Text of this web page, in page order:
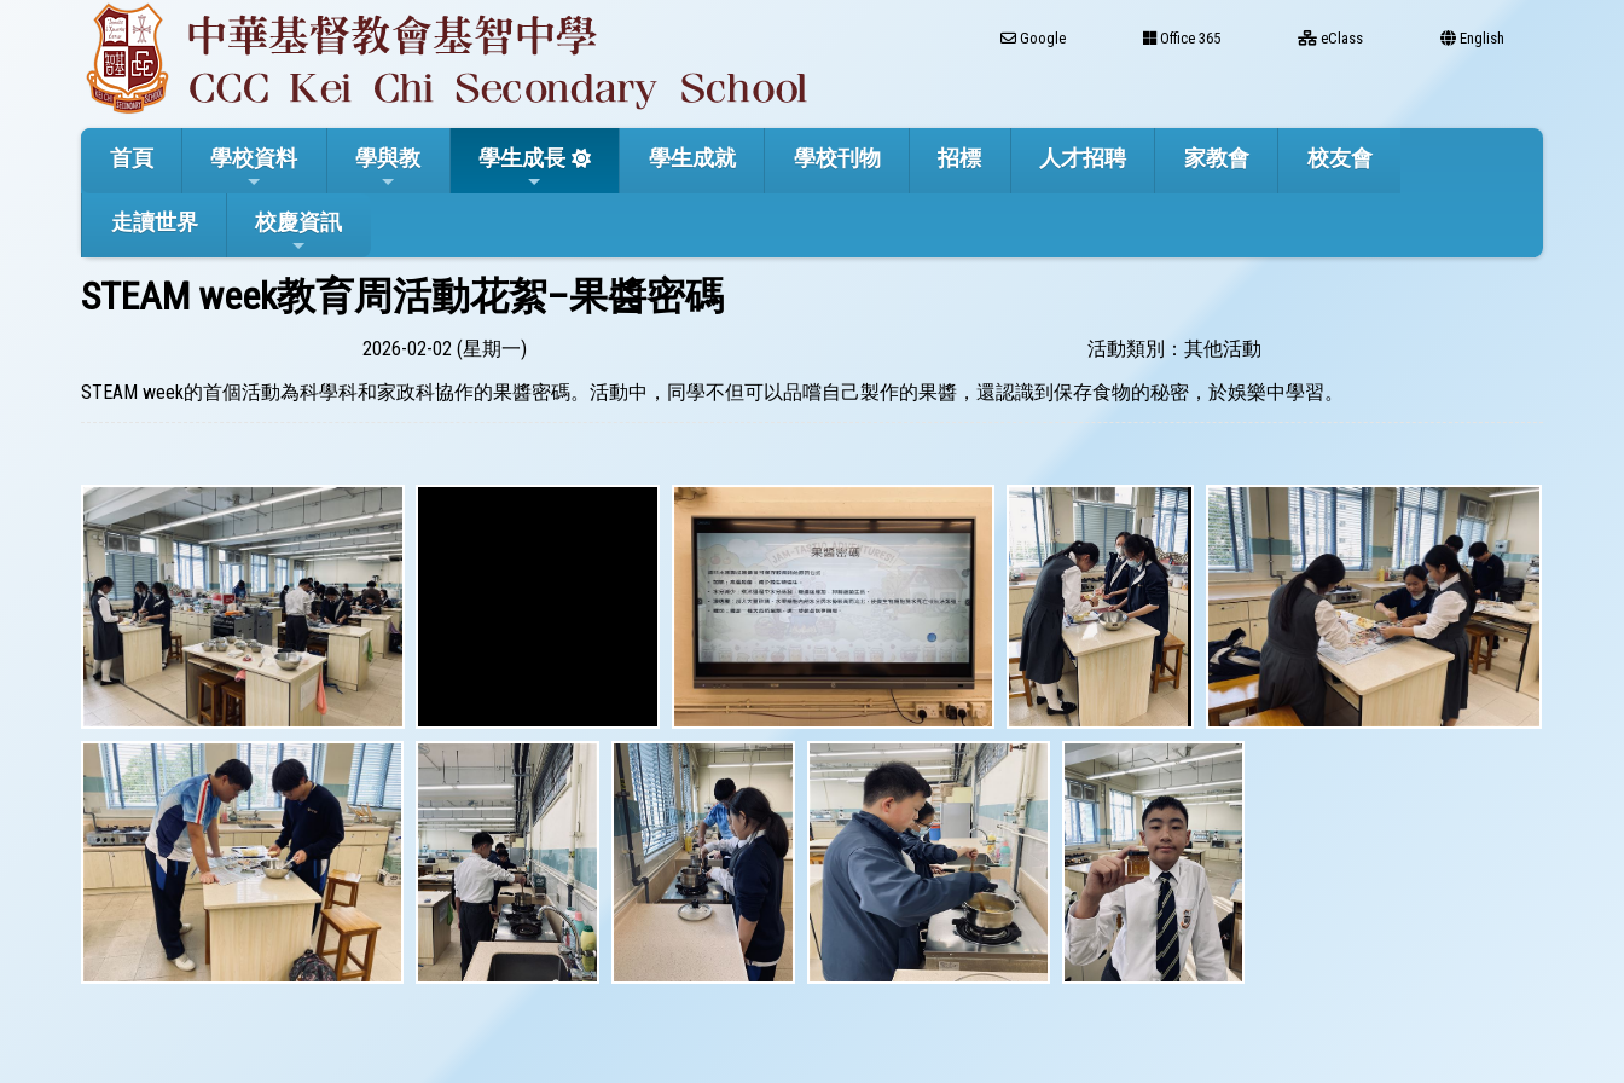
Google Office 365 eClass English
首頁 學校資料 學與教 學生成長 學生成就 學校刊物 招標 人才招聘 家教會 校友會
走讀世界 校慶資訊
STEAM week教育周活動花絮–果醬密碼
2026-02-02 (星期一)
活動類別：其他活動
STEAM week的首個活動為科學科和家政科協作的果醬密碼。活動中，同學不但可以品嚐自己製作的果醬，還認識到保存食物的秘密，於娛樂中學習。